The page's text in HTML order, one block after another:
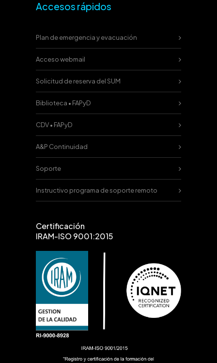
Accesos rápidos
Plan de emergencia y evacuación
Acceso webmail
Solicitud de reserva del SUM
Biblioteca • FAPyD
CDV • FAPyD
A&P Continuidad
Soporte
Instructivo programa de soporte remoto
Certificación
IRAM-ISO 9001:2015